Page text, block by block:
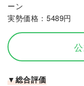
ーン
実勢価格：5489円
▼総合評価